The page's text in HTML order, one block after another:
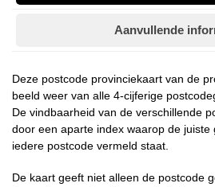
Aanvullende
Deze postcode provinciekaart van de
beeld weer van alle 4-cijferige
De vindbaarheid van de verschillende
door een aparte index waarop de juiste
iedere postcode vermeld staat.
De kaart geeft niet alleen de postcode